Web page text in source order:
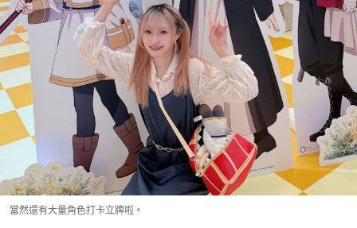
當然還有大量角色打卡立牌啦。